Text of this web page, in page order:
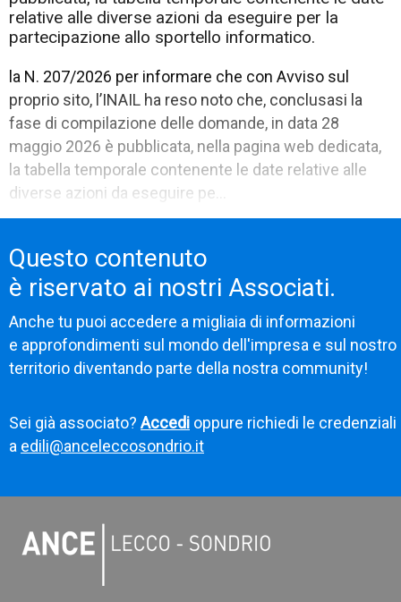
relative alle diverse azioni da eseguire per la
partecipazione allo sportello informatico.
la N. 207/2026 per informare che con Avviso sul
proprio sito, l’INAIL ha reso noto che, conclusasi la
fase di compilazione delle domande, in data 28
maggio 2026 è pubblicata, nella pagina web dedicata,
la tabella temporale contenente le date relative alle
diverse azioni da eseguire pe...
Questo contenuto
è riservato ai nostri Associati.
Anche tu puoi accedere a migliaia di informazioni
e approfondimenti sul mondo dell'impresa e sul nostro
territorio diventando parte della nostra community!
Sei già associato?Accedi oppure richiedi le credenziali
a edili@anceleccosondrio.it